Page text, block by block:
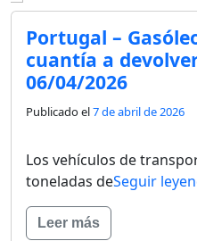
Portugal –
cuantía a
06/04/2026
Publicado el7 de abril de 2026
Los vehículos de
toneladas deSeguir
Leer más